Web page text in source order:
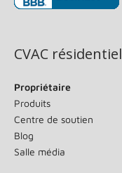
CVAC résidentiel
Propriétaire
Produits
Centre de soutien
Blog
Salle média